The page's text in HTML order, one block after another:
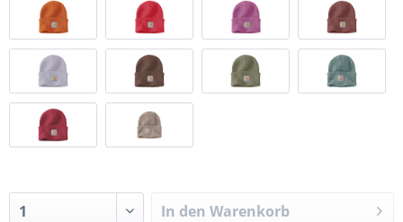
In den Warenkorb